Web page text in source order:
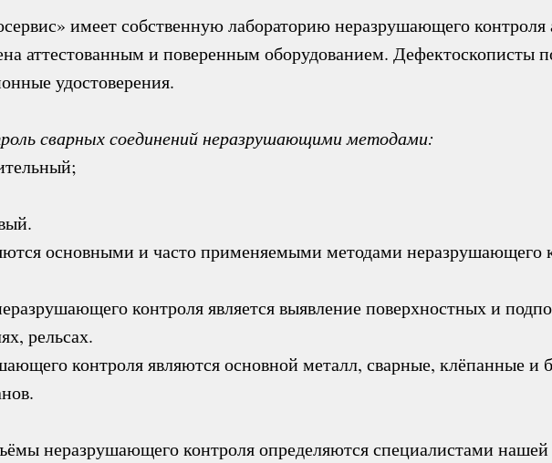
имеет собственную лабораторию неразрушающего контроля
аттестованным и поверенным оборудованием. Дефектоскописты
удостоверения.
сварных соединений неразрушающими методами:
основными и часто применяемыми методами неразрушающего
контроля является выявление поверхностных и
рельсах.
контроля являются основной металл, сварные, клёпанные и
неразрушающего контроля определяются специалистами